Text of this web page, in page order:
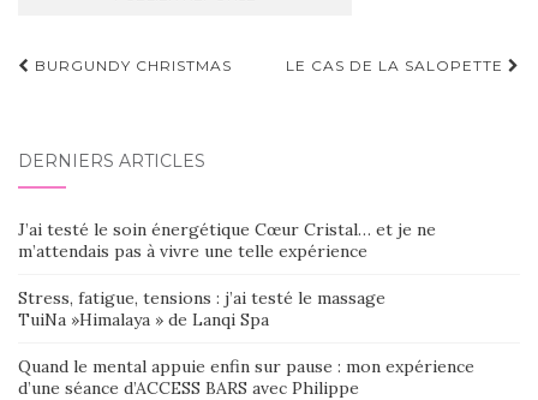
Navigation
BURGUNDY CHRISTMAS LE CAS DE LA SALOPETTE
DERNIERS ARTICLES
J’ai testé le soin énergétique Cœur Cristal… et je ne
m’attendais pas à vivre une telle expérience
Stress, fatigue, tensions : j’ai testé le massage
TuiNa »Himalaya » de Lanqi Spa
Quand le mental appuie enfin sur pause : mon expérience
d’une séance d’ACCESS BARS avec Philippe